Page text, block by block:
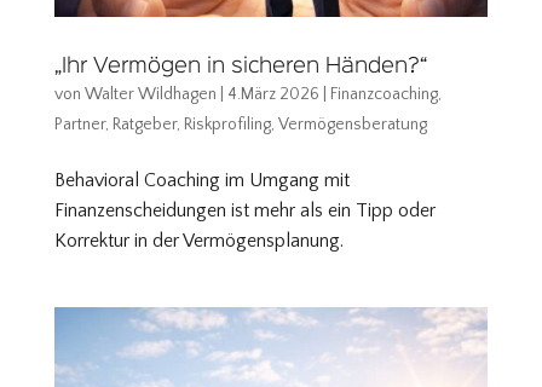
„Ihr Vermögen in sicheren Händen?“
von Walter Wildhagen 4.März 2026 Finanzcoaching,
Partner, Ratgeber, Riskprofiling, Vermögensberatung
Behavioral Coaching im Umgang mit
Finanzenscheidungen ist mehr als ein Tipp oder
Korrektur in der Vermögensplanung.